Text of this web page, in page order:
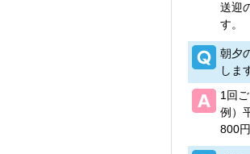
送迎
す。
朝夕
しま
1回
例）
800